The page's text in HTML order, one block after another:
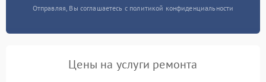
Отправляя, Вы соглашаетесь с политикой конфиденциальности
Цены на услуги ремонта